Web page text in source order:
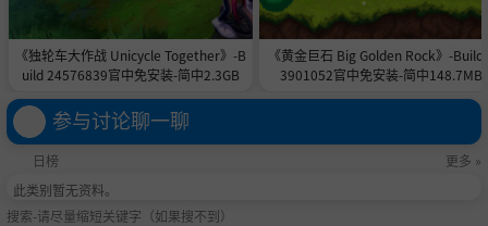
《独轮车大作战 Unicycle Together》-B
uild 24576839官中免安装-简中2.3GB
《黄金巨石 Big Golden Rock》-Build
3901052官中免安装-简中148.7MB
参与讨论聊一聊
日榜
更多 »
此类别暂无资料。
搜索-请尽量缩短关键字（如果搜不到）